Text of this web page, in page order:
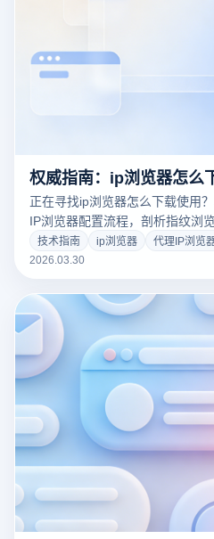
正在寻找ip浏览器怎么下载使用
IP浏览器配置流程，剖析指纹浏
跨境账号。结合云登指纹浏览器
全球化高匿名办公环境，点击获
技术指南 ip浏览器
代理IP浏览
2026.03.30